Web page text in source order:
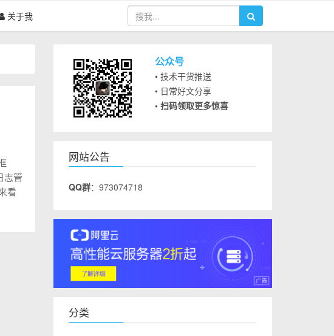
关于我
志管
看
公众号
• 技术干货推送
• 日常好文分享
• 扫码领取更多惊喜
网站公告
QQ群：973074718
分类